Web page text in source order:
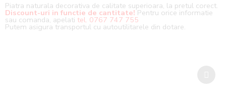
Piatra naturala decorativa de calitate superioara, la pretul corect.
Discount-uri in functie de cantitate!Pentru orice informatie
sau comanda, apelati tel. 0767 747 755
Putem asigura transportul cu autoutilitarele din dotare.